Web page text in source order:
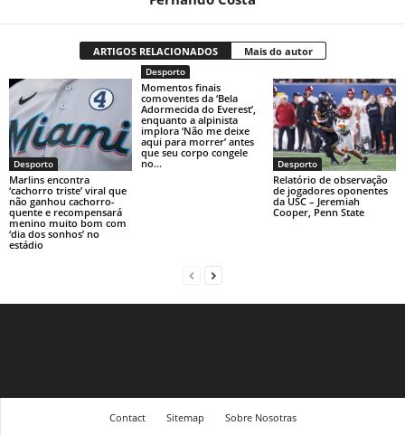
ARTIGOS RELACIONADOS Mais do autor
Desporto
Marlins encontra
‘cachorro triste’ viral que
não ganhou cachorro-
quente e recompensará
menino muito bom com
‘dia dos sonhos’ no
estádio
Desporto
Momentos finais
comoventes da ‘Bela
Adormecida do Everest’,
enquanto a alpinista
implora ‘Não me deixe
aqui para morrer’ antes
que seu corpo congele
no...
Desporto
Relatório de observação
de jogadores oponentes
da USC – Jeremiah
Cooper, Penn State
Contact Sitemap Sobre Nosotras